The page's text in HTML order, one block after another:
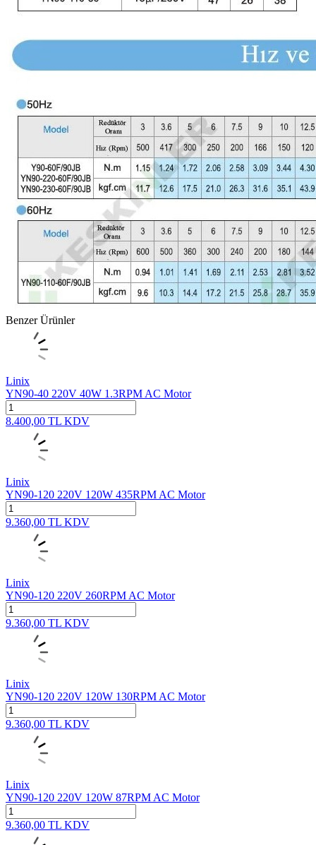
Benzer Ürünler
Linix
YN90-40 220V 40W 1.3RPM AC Motor
8.400,00 TL KDV
Linix
YN90-120 220V 120W 435RPM AC Motor
9.360,00 TL KDV
Linix
YN90-120 220V 260RPM AC Motor
9.360,00 TL KDV
Linix
YN90-120 220V 120W 130RPM AC Motor
9.360,00 TL KDV
Linix
YN90-120 220V 120W 87RPM AC Motor
9.360,00 TL KDV